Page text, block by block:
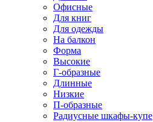
Офисные
Для книг
Для одежды
На балкон
Форма
Высокие
Г-образные
Длинные
Низкие
П-образные
Радиусные шкафы-купе